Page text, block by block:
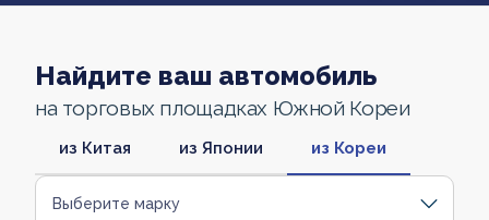
Найдите ваш автомобиль
на торговых площадках Южной Кореи
из Китая из Японии из Кореи
Выберите марку